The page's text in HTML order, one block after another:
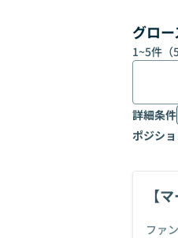
グロ
1~5件（
詳細条件
ポジシ
【
ファ